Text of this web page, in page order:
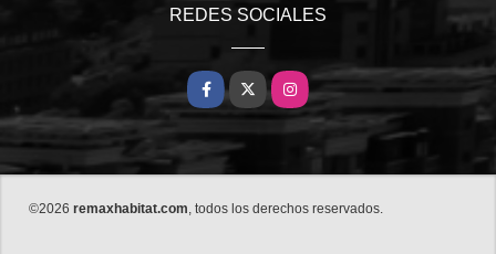
REDES SOCIALES
Facebook
X Instagram
©2026 remaxhabitat.com, todos los derechos reservados.